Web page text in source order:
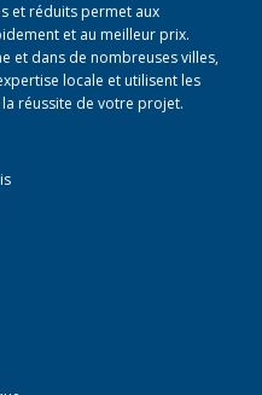
et réduits permet aux
et au meilleur prix.
et dans de nombreuses villes,
locale et utilisent les
réussite de votre projet.